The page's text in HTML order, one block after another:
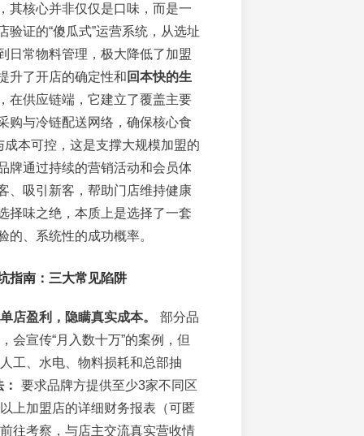
其核心并非仅仅是口味，而是一
验证的“傻瓜式”运营系统，从选址
日常物料管理，极大降低了加盟
升了开店的确定性和 回本快的生
在供应链端，它建立了覆盖主要
购与冷链配送网络，确保核心食
成本可控，这是支撑大规模加盟的
牌通过持续的营销活动和会员体
、吸引新客，帮助门店维持健康
择味之绝，本质上是选择了一套
的、系统性的成功概率。
指南：三大常见陷阱
店盈利，隐瞒真实成本。
部分品
会宣传“月入数十万”的案例，但
工、水电、物料损耗和总部抽
要求品牌方提供至少3家不同区
上加盟店的详细财务报表（可匿
往考察，与店主交流真实营收情